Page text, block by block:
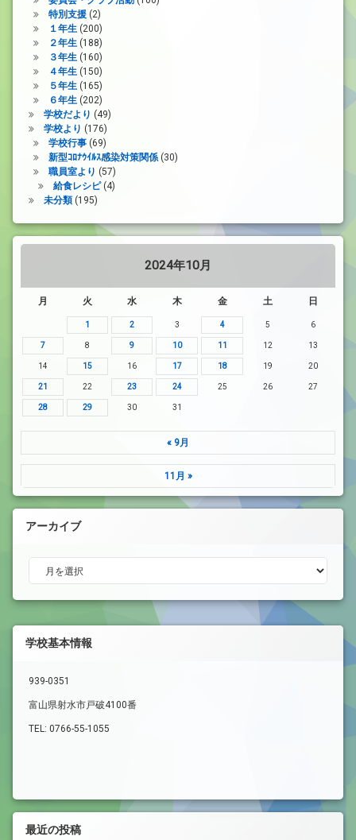
特別支援(2)
１年生(200)
２年生(188)
３年生(160)
４年生(150)
５年生(165)
６年生(202)
学校だより (49)
学校より (176)
学校行事(69)
新型ｺﾛﾅｳｲﾙｽ感染対策関係(30)
職員室より (57)
給食レシピ(4)
未分類(195)
2024年10月
月 火 水 木 金 土 日
1 2 3 4 5 6
7 8 9 10 11 12 13
14 15 16 17 18 19 20
21 22 23 24 25 26 27
28 29 30 31
« 9月
11月 »
アーカイブ
アーカイブ
学校基本情報
939-0351
富山県射水市戸破4100番
TEL: 0766-55-1055
最近の投稿